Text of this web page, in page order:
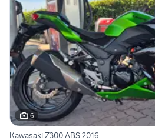
6
Kawasaki Z300 ABS 2016